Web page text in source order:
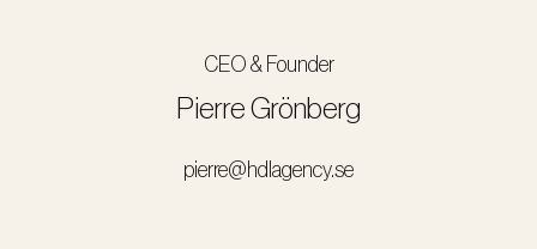
CEO & Founder
Pierre Grönberg
pierre@hdlagency.se